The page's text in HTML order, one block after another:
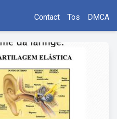
Contact Tos DMCA